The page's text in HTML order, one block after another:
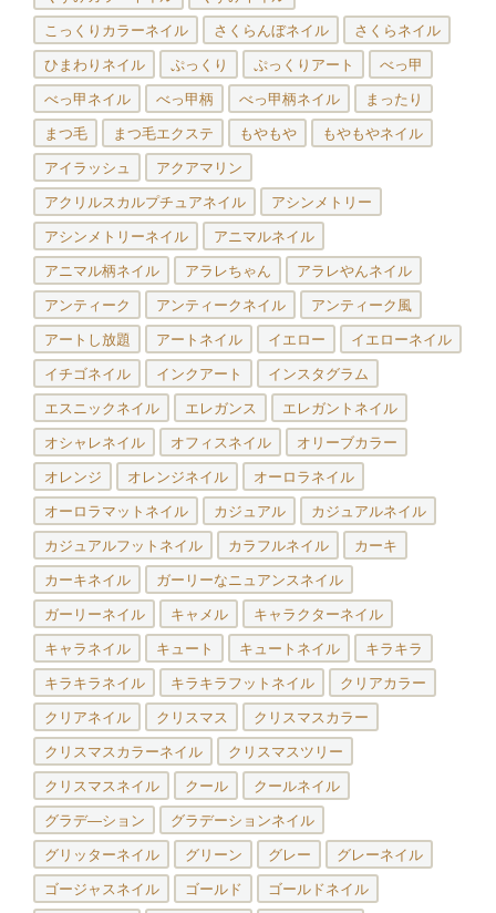
こっくりカラーネイル さくらんぼネイル さくらネイル
ひまわりネイル ぷっくり ぷっくりアート べっ甲
べっ甲ネイル べっ甲柄 べっ甲柄ネイル まったり
まつ毛 まつ毛エクステ もやもや もやもやネイル
アイラッシュ アクアマリン
アクリルスカルプチュアネイル アシンメトリー
アシンメトリーネイル アニマルネイル
アニマル柄ネイル アラレちゃん アラレやんネイル
アンティーク アンティークネイル アンティーク風
アートし放題 アートネイル イエロー イエローネイル
イチゴネイル インクアート インスタグラム
エスニックネイル エレガンス エレガントネイル
オシャレネイル オフィスネイル オリーブカラー
オレンジ オレンジネイル オーロラネイル
オーロラマットネイル カジュアル カジュアルネイル
カジュアルフットネイル カラフルネイル カーキ
カーキネイル ガーリーなニュアンスネイル
ガーリーネイル キャメル キャラクターネイル
キャラネイル キュート キュートネイル キラキラ
キラキラネイル キラキラフットネイル クリアカラー
クリアネイル クリスマス クリスマスカラー
クリスマスカラーネイル クリスマスツリー
クリスマスネイル クール クールネイル
グラデ―ション グラデーションネイル
グリッターネイル グリーン グレー グレーネイル
ゴージャスネイル ゴールド ゴールドネイル